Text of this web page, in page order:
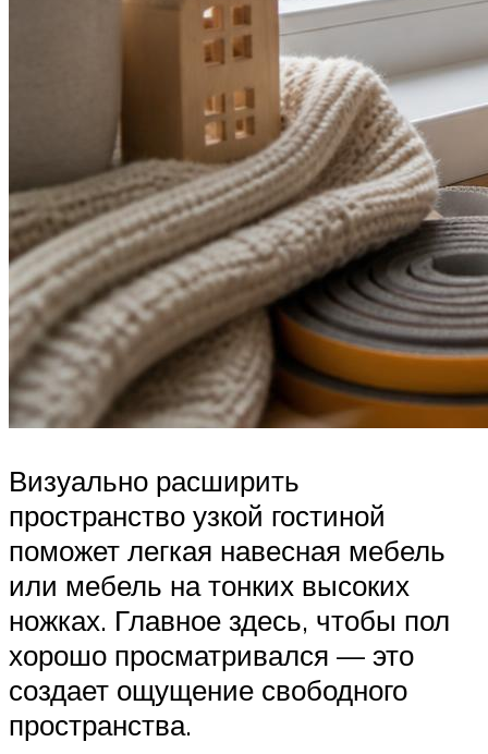
Визуально расширить
пространство узкой гостиной
поможет легкая навесная мебель
или мебель на тонких высоких
ножках. Главное здесь, чтобы пол
хорошо просматривался — это
создает ощущение свободного
пространства.